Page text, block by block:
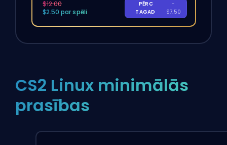
$12.00
$2.50 par spēli
PĒRC
TAGAD
-
$7.50
CS2 Linux minimālās
prasības